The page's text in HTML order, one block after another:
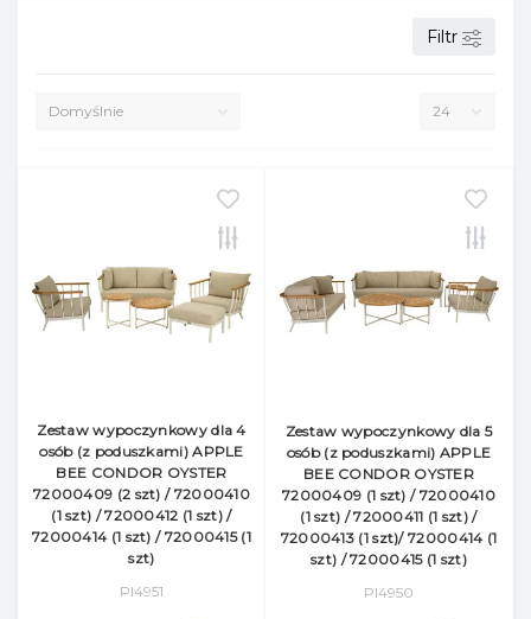
Filtr
Zestaw wypoczynkowy dla 4
osób (z poduszkami) APPLE
BEE CONDOR OYSTER
72000409 (2 szt) / 72000410
(1 szt) / 72000412 (1 szt) /
72000414 (1 szt) / 72000415 (1
szt)
Pl4951
Zestaw wypoczynkowy dla 5
osób (z poduszkami) APPLE
BEE CONDOR OYSTER
72000409 (1 szt) / 72000410
(1 szt) / 72000411 (1 szt) /
72000413 (1 szt)/ 72000414 (1
szt) / 72000415 (1 szt)
Pl4950